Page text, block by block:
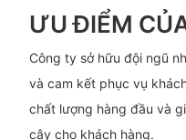
ƯU ĐIỂM
Công ty sở hữu đội ngũ
và cam kết phục vụ
chất lượng hàng đầu và
cậy cho khách hàng.